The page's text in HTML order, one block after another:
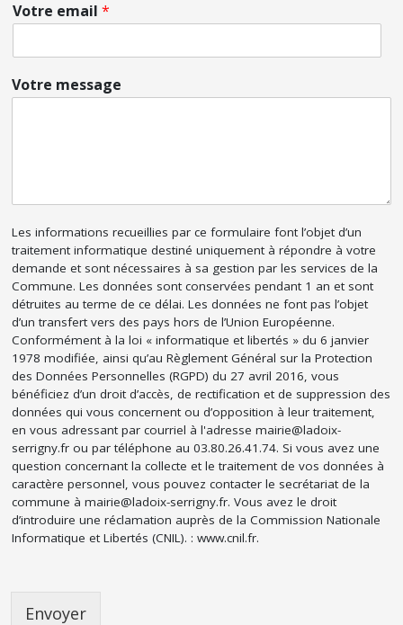
Votre email *
Votre message
Les informations recueillies par ce formulaire font l’objet d’un
traitement informatique destiné uniquement à répondre à votre
demande et sont nécessaires à sa gestion par les services de la
Commune. Les données sont conservées pendant 1 an et sont
détruites au terme de ce délai. Les données ne font pas l’objet
d’un transfert vers des pays hors de l’Union Européenne.
Conformément à la loi « informatique et libertés » du 6 janvier
1978 modifiée, ainsi qu’au Règlement Général sur la Protection
des Données Personnelles (RGPD) du 27 avril 2016, vous
bénéficiez d’un droit d’accès, de rectification et de suppression des
données qui vous concernent ou d’opposition à leur traitement,
en vous adressant par courriel à l'adresse mairie@ladoix-
serrigny.fr ou par téléphone au 03.80.26.41.74. Si vous avez une
question concernant la collecte et le traitement de vos données à
caractère personnel, vous pouvez contacter le secrétariat de la
commune à mairie@ladoix-serrigny.fr. Vous avez le droit
d’introduire une réclamation auprès de la Commission Nationale
Informatique et Libertés (CNIL). : www.cnil.fr.
Envoyer